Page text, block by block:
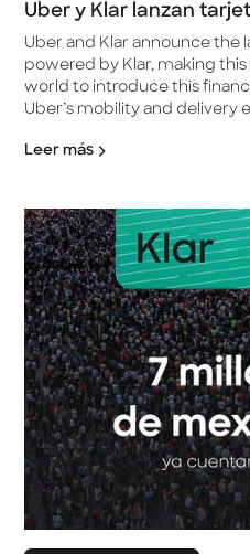
Uber y Klar lanzan
Uber and Klar announce the
powered by Klar, making
world to introduce this
Uber’s mobility and delivery
Leer más